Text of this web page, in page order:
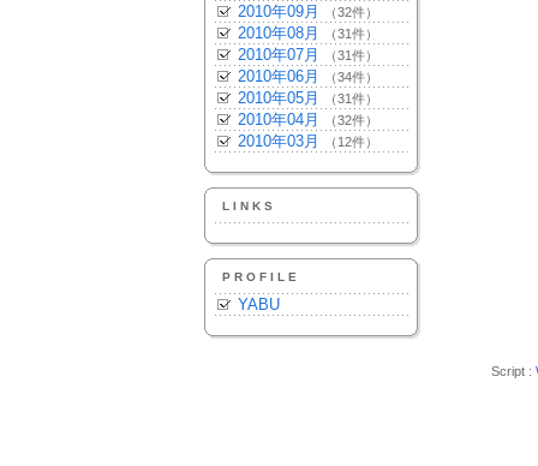
2010年09月 （32件）
2010年08月 （31件）
2010年07月 （31件）
2010年06月 （34件）
2010年05月 （31件）
2010年04月 （32件）
2010年03月 （12件）
LINKS
PROFILE
YABU
Script :